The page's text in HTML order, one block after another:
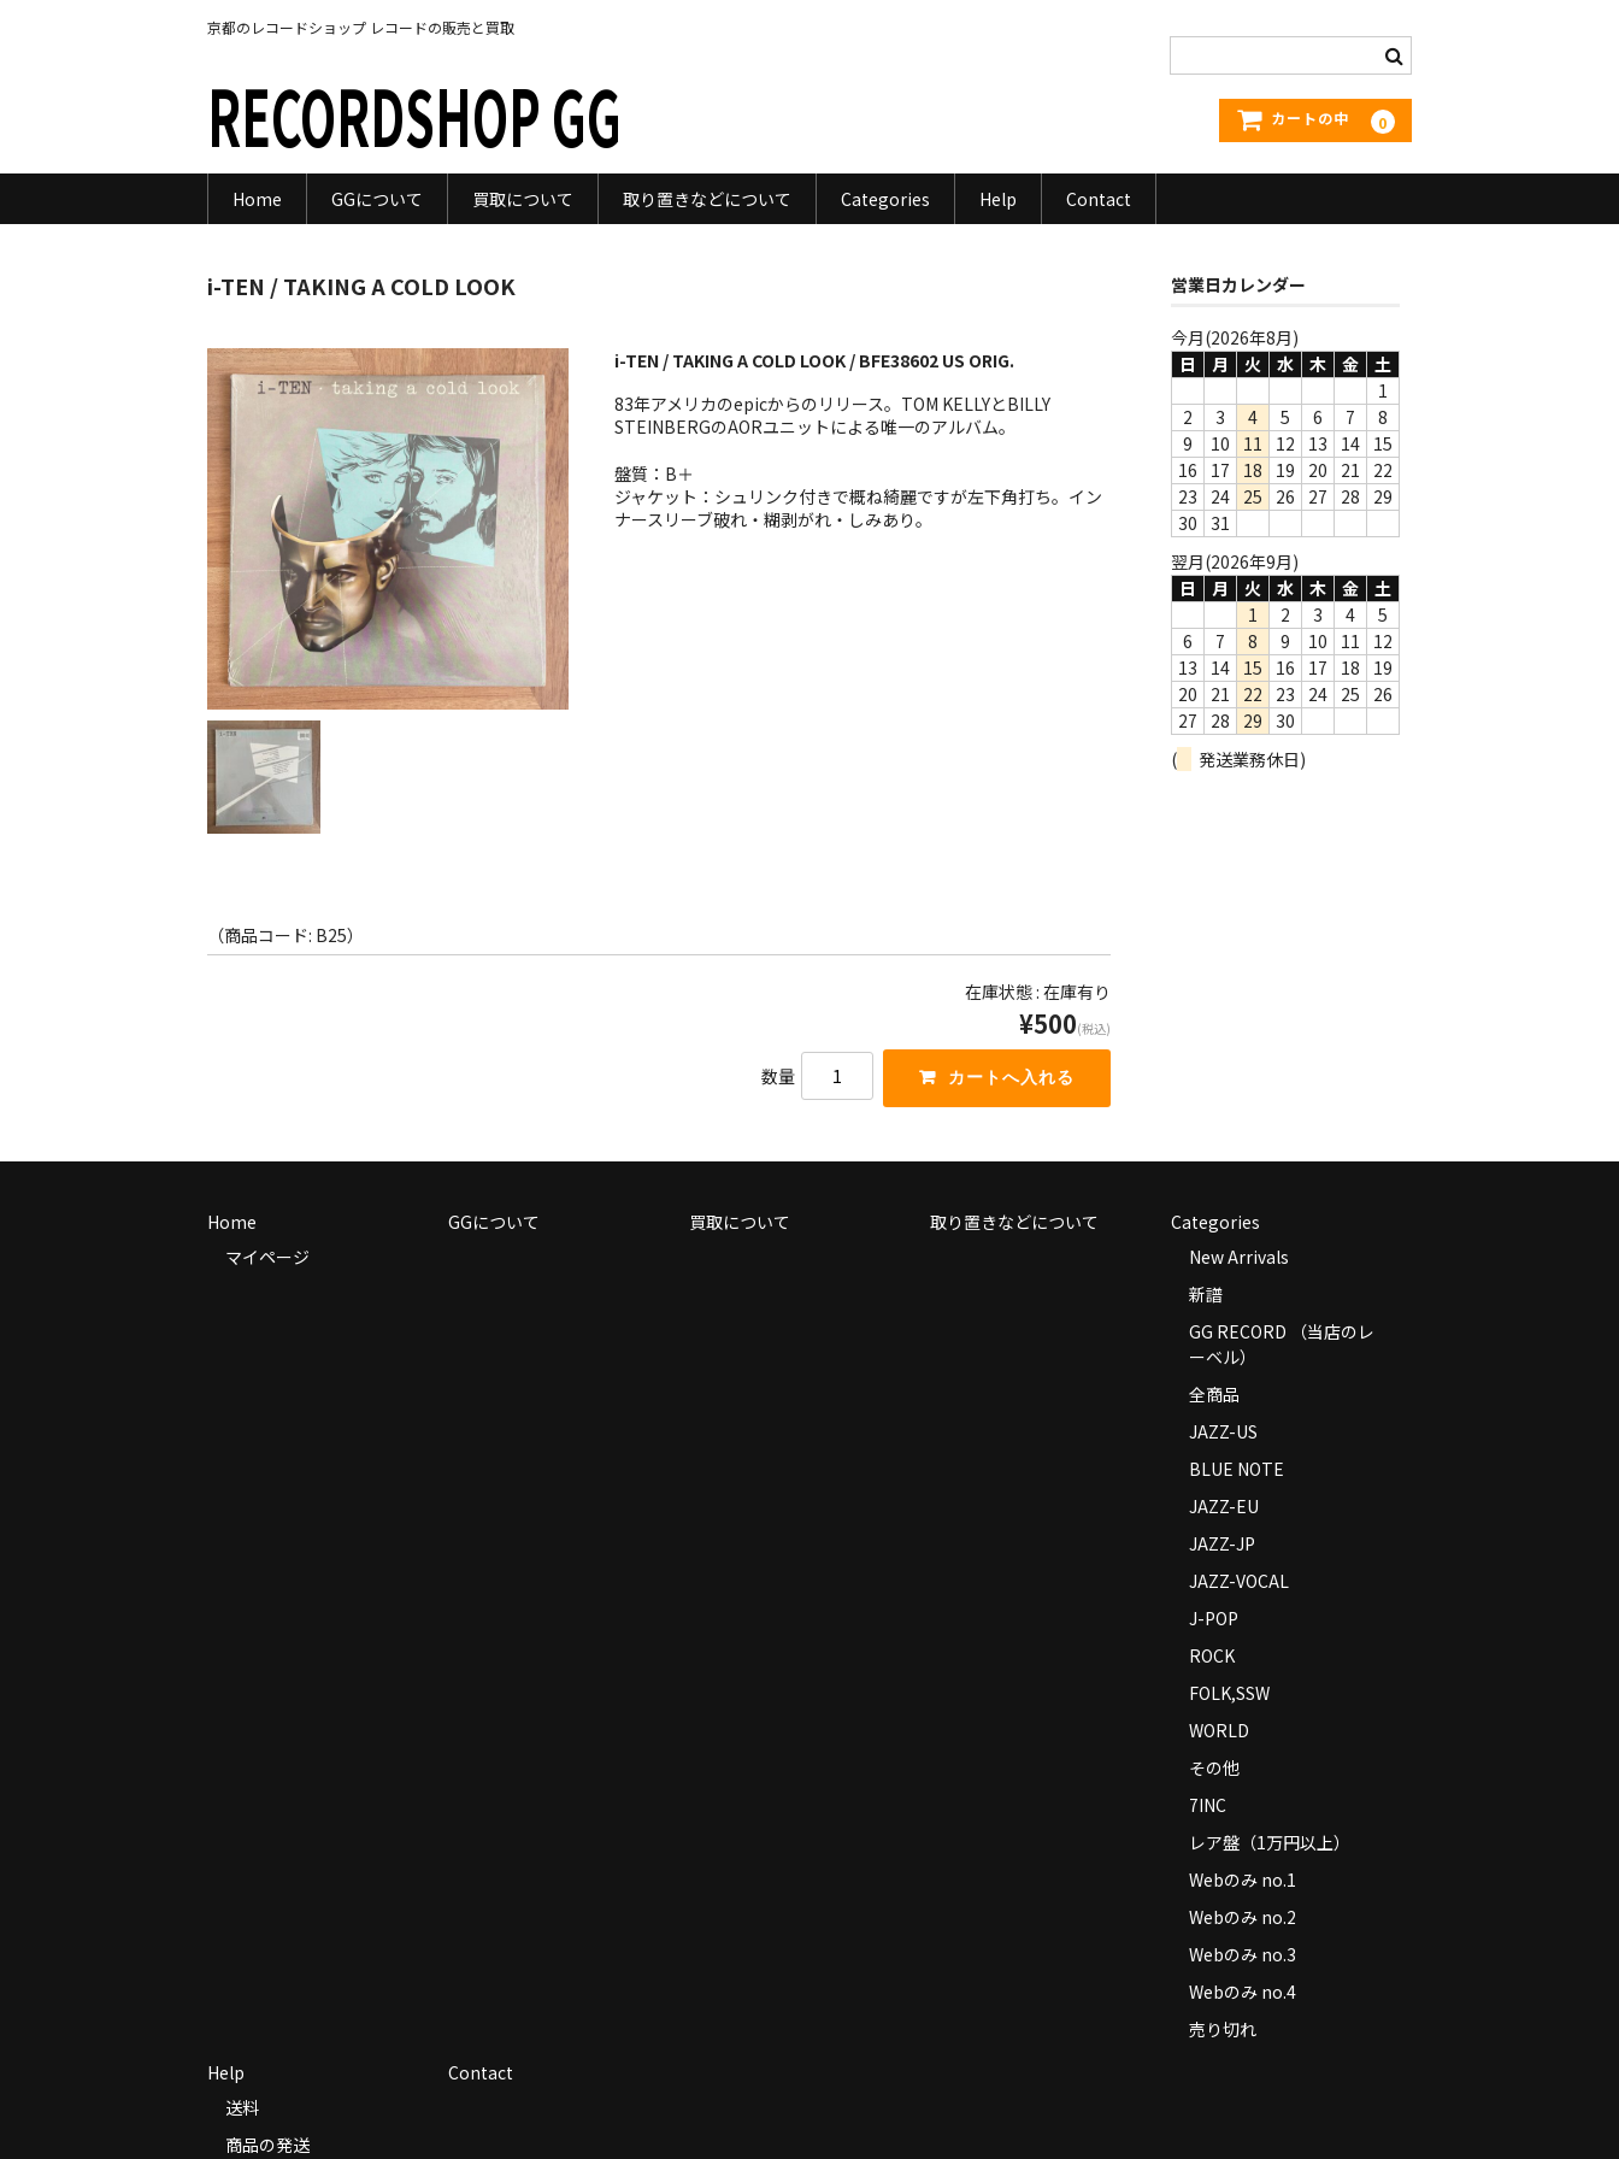
京都のレコードショップ レコードの販売と買取
RECORDSHOP GG カートの中 0
Home GGについて 買取について 取り置きなどについて Categories Help Contact
i-TEN / TAKING A COLD LOOK
i-TEN / TAKING A COLD LOOK / BFE38602 US ORIG.
83年アメリカのepicからのリリース。TOM KELLYとBILLY
STEINBERGのAORユニットによる唯一のアルバム。
盤質：B＋
ジャケット：シュリンク付きで概ね綺麗ですが左下角打ち。イン
ナースリーブ破れ・糊剥がれ・しみあり。
（商品コード: B25）
在庫状態 : 在庫有り
¥500(税込)
数量
営業日カレンダー
今月(2026年8月)
日
月 火 水 木 金
土
1
2
3 4 5 6 7
8
9
10 11 12 13 14 15
16
17 18 19 20 21
22
23
24 25 26 27 28
29
30
31
翌月(2026年9月)
日
月 火 水 木 金
土
1
2 3 4
5
6
7 8 9 10 11
12
13
14 15 16 17 18
19
20
21 22 23 24 25
26
27
28 29
30
(
発送業務休日)
Home
マイページ
GGについて 買取について 取り置きなどについて
Categories
New Arrivals
新譜
GG RECORD （当店のレ
ーベル）
全商品
JAZZ-US
BLUE NOTE
JAZZ-EU
JAZZ-JP
JAZZ-VOCAL
J-POP
ROCK
FOLK,SSW
WORLD
その他
7INC
レア盤（1万円以上）
Webのみ no.1
Webのみ no.2
Webのみ no.3
Webのみ no.4
売り切れ
Help
送料
商品の発送
Contact